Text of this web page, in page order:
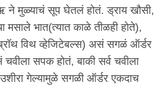
ने मुळ्याचं सूप घेतलं होतं. ड्राय खौसी,
मसाले भात(त्यात काळे तीळही होते),
विथ व्हेजिटेबल्स) असं सगळं ऑर्डर
सपक होतं, बाकी सर्व चवीला
गेल्यामुळे सगळी ऑर्डर एकदाच